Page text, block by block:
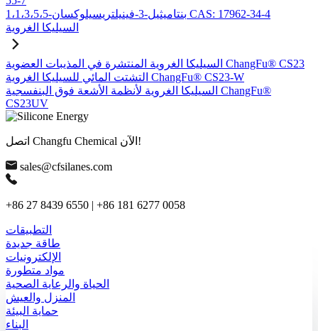
1،1،3،5،5-بنتاميثيل-3-فينيلتريسيلوكسان CAS: 17962-34-4
السيليكا الغروية
السيليكا الغروية المنتشرة في المذيبات العضوية ChangFu® CS23
التشتت المائي للسيليكا الغروية ChangFu® CS23-W
السيليكا الغروية لأنظمة الأشعة فوق البنفسجية ChangFu®
CS23UV
اتصل Changfu Chemical الآن!
sales@cfsilanes.com
+86 27 8439 6550 | +86 181 6277 0058
التطبيقات
طاقة جديدة
الإلكترونيات
مواد متطورة
الحياة والرعاية الصحية
المنزل والعيش
حماية البيئة
البناء